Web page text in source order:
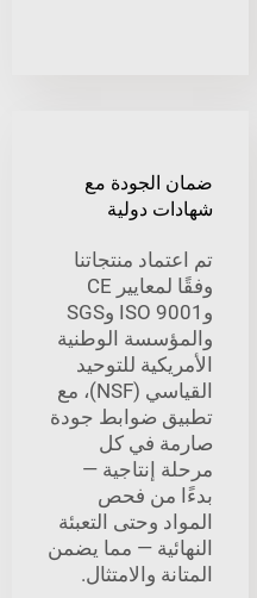
الجودة مع
دولية
منتجاتنا
وفقًا لمعايير CE
وISO 9001 وSGS
الوطنية
للتوحيد
القياسي (NSF)، مع
ضوابط جودة
في كل
إنتاجية —
من فحص
وحتى التعبئة
— مما يضمن
والامتثال.